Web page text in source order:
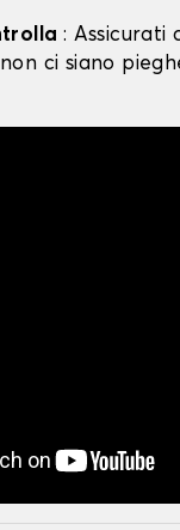
: Assicurati
ci siano